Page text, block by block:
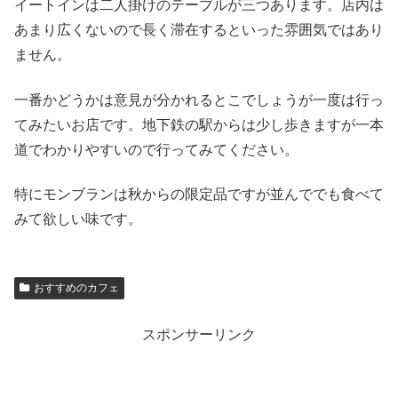
イートインは二人掛けのテーブルが三つあります。店内は
あまり広くないので長く滞在するといった雰囲気ではあり
ません。
一番かどうかは意見が分かれるとこでしょうが一度は行っ
てみたいお店です。地下鉄の駅からは少し歩きますが一本
道でわかりやすいので行ってみてください。
特にモンブランは秋からの限定品ですが並んででも食べて
みて欲しい味です。
おすすめのカフェ
スポンサーリンク